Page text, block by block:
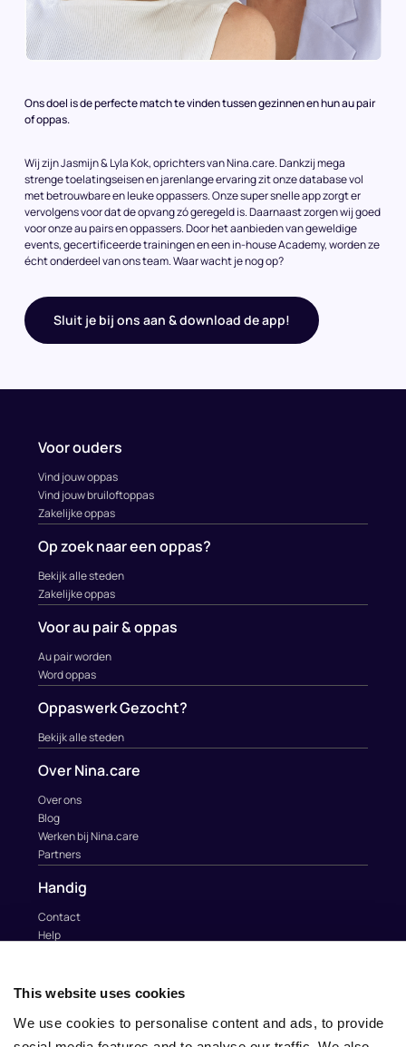
This website uses cookies
We use cookies to personalise content and ads, to provide
Ons doel is de perfecte match te vinden tussen gezinnen en hun au pair
of oppas.
Wij zijn Jasmijn & Lyla Kok, oprichters van Nina.care. Dankzij mega
strenge toelatingseisen en jarenlange ervaring zit onze database vol
met betrouwbare en leuke oppassers. Onze super snelle app zorgt er
vervolgens voor dat de opvang zó geregeld is. Daarnaast zorgen wij goed
voor onze au pairs en oppassers. Door het aanbieden van geweldige
events, gecertificeerde trainingen en een in-house Academy, worden ze
écht onderdeel van ons team. Waar wacht je nog op?
Sluit je bij ons aan & download de app!
Voor ouders
Vind jouw oppas
Vind jouw bruiloftoppas
Zakelijke oppas
Op zoek naar een oppas?
Bekijk alle steden
Zakelijke oppas
Voor au pair & oppas
Au pair worden
Word oppas
Oppaswerk Gezocht?
Bekijk alle steden
Over Nina.care
Over ons
Blog
Werken bij Nina.care
Partners
Handig
Contact
Help
info@nina.care